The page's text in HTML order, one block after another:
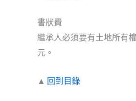
書狀費
繼承人必須要有土地所有
元。
▲ 回到目錄